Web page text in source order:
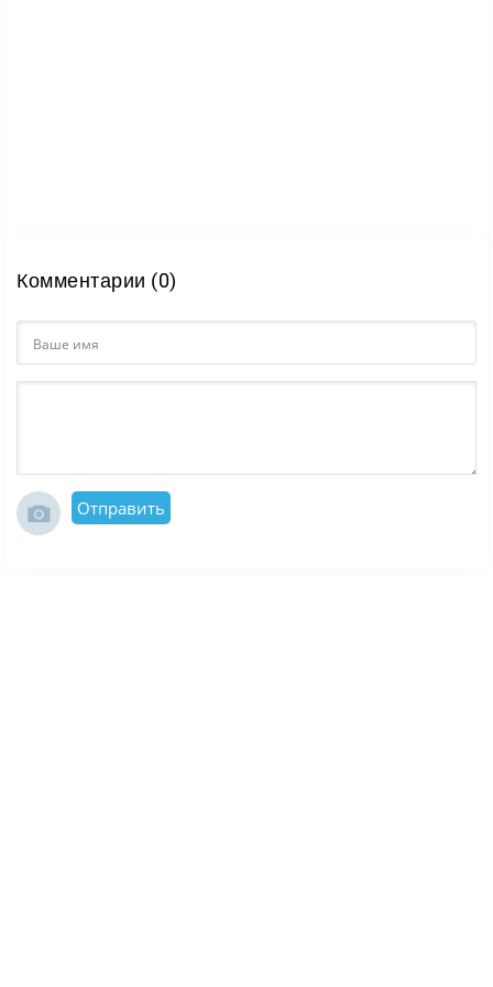
проходят быстро, развитие ощущается почти после
уровни разными способами. Именно это делает игру
простой на старте, но достаточно увлекательной на
Комментарии (0)
Отправить